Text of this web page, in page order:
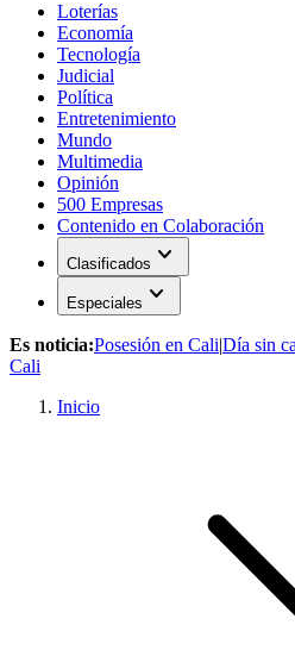
Loterías
Economía
Tecnología
Judicial
Política
Entretenimiento
Mundo
Multimedia
Opinión
500 Empresas
Contenido en Colaboración
Clasificados expand_more
Especiales expand_more
Es noticia:Posesión en Cali|Día sin
Cali
Inicio